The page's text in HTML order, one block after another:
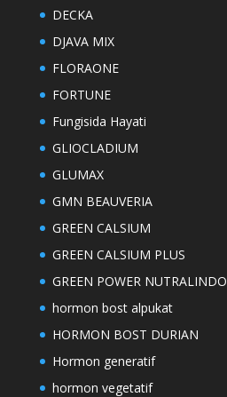
DECKA
DJAVA MIX
FLORAONE
FORTUNE
Fungisida Hayati
GLIOCLADIUM
GLUMAX
GMN BEAUVERIA
GREEN CALSIUM
GREEN CALSIUM PLUS
GREEN POWER NUTRALINDO
hormon bost alpukat
HORMON BOST DURIAN
Hormon generatif
hormon vegetatif